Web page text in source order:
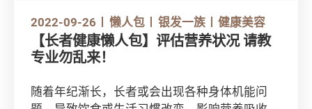
2022-09-26 懒人包 银发一族 健康美容
【长者健康懒人包】评估营养状况 请教
专业勿乱来！
随着年纪渐长，长者或会出现各种身体机能问